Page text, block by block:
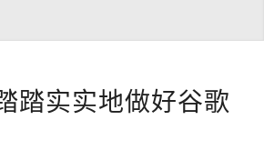
踏实实地做好谷歌